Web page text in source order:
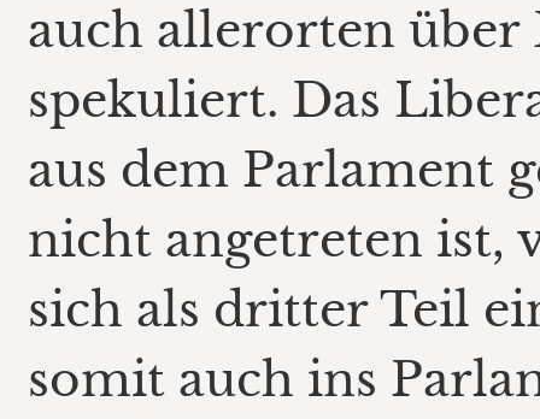
auch allerorten über
spekuliert. Das
aus dem Parlament
nicht angetreten ist,
sich als dritter Teil
somit auch ins